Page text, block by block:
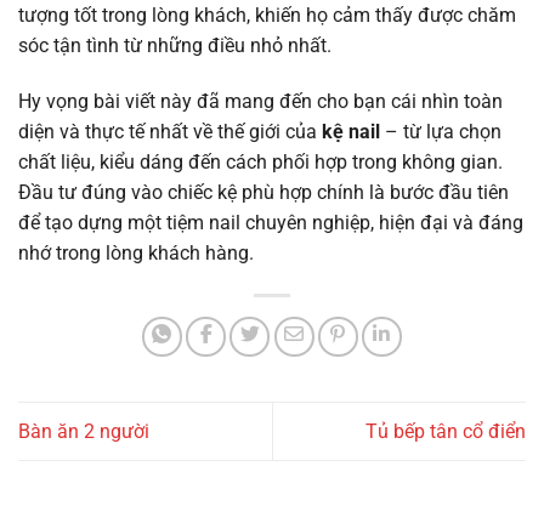
tượng tốt trong lòng khách, khiến họ cảm thấy được chăm
sóc tận tình từ những điều nhỏ nhất.
Hy vọng bài viết này đã mang đến cho bạn cái nhìn toàn
diện và thực tế nhất về thế giới của kệ nail – từ lựa chọn
chất liệu, kiểu dáng đến cách phối hợp trong không gian.
Đầu tư đúng vào chiếc kệ phù hợp chính là bước đầu tiên
để tạo dựng một tiệm nail chuyên nghiệp, hiện đại và đáng
nhớ trong lòng khách hàng.
Bàn ăn 2 người Tủ bếp tân cổ điển